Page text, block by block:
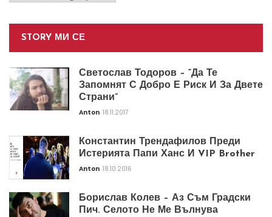
STORY МИ СЕ
Светослав Тодоров – “Да Те
Запомнят С Добро Е Риск И За Двете
Страни”
Anton 18.11.2017
Константин Трендафилов Преди
Истерията Папи Ханс И VIP Brother
Anton 18.10.2016
Борислав Колев – Аз Съм Градски
Пич. Селото Не Ме Вълнува